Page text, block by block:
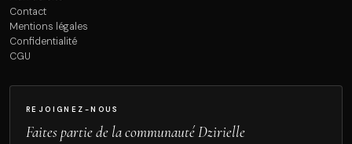
Contact
Mentions légales
Confidentialité
CGU
REJOIGNEZ-NOUS
Faites partie de la communauté Dzirielle